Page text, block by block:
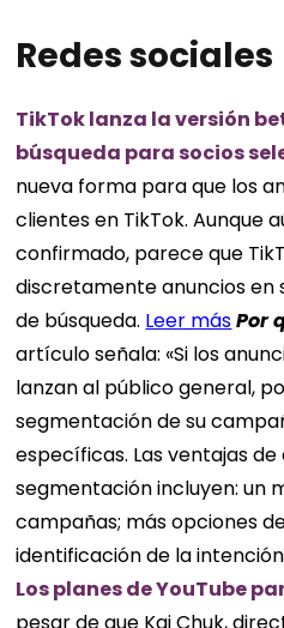
Redes sociales
TikTok lanza la versión
búsqueda para socios
nueva forma para que los
clientes en TikTok. Aunque
confirmado, parece que
discretamente anuncios en
de búsqueda. Leer másPor
artículo señala: «Si los
lanzan al público general,
segmentación de su
específicas. Las ventajas
segmentación incluyen: un
campañas; más opciones
identificación de la
Los planes de YouTube